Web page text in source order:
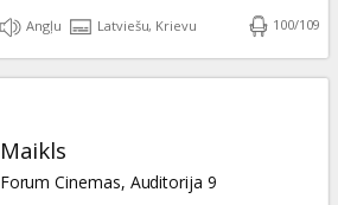
Angļu Latviešu, Krievu 100/109
Maikls
Forum Cinemas, Auditorija 9